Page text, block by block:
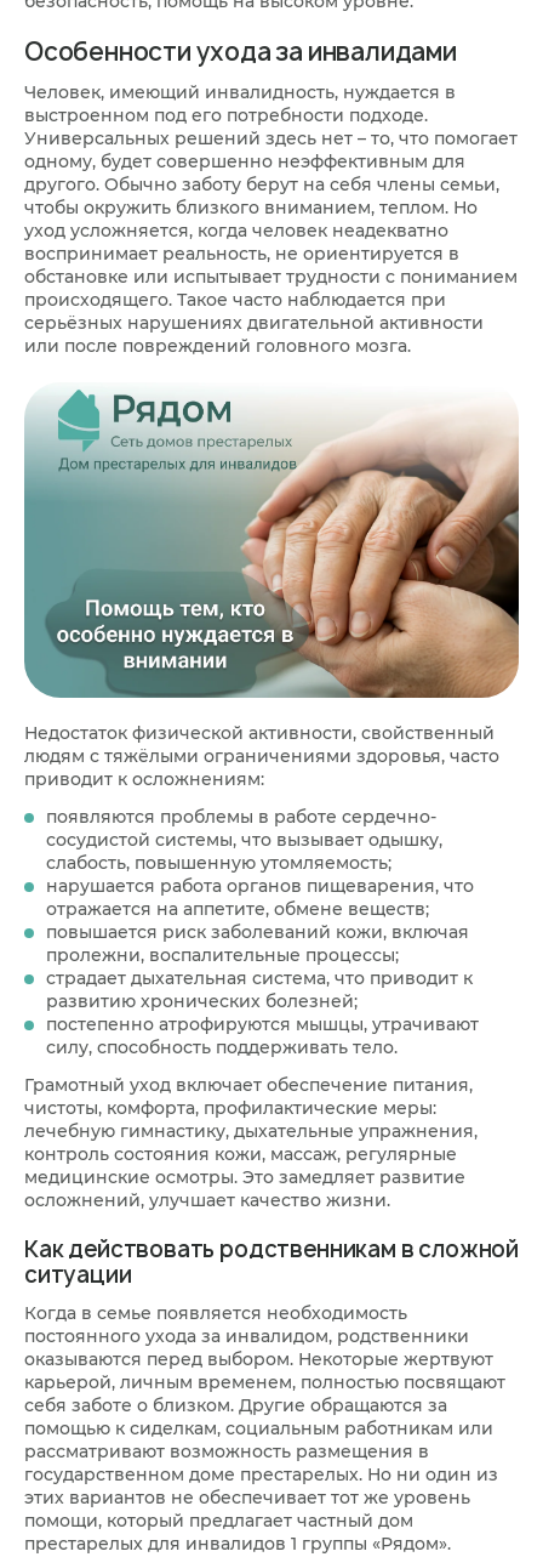
Особенности ухода за инвалидами
Человек, имеющий инвалидность, нуждается в
выстроенном под его потребности подходе.
Универсальных решений здесь нет – то, что помогает
одному, будет совершенно неэффективным для
другого. Обычно заботу берут на себя члены семьи,
чтобы окружить близкого вниманием, теплом. Но
уход усложняется, когда человек неадекватно
воспринимает реальность, не ориентируется в
обстановке или испытывает трудности с пониманием
происходящего. Такое часто наблюдается при
серьёзных нарушениях двигательной активности
или после повреждений головного мозга.
Недостаток физической активности, свойственный
людям с тяжёлыми ограничениями здоровья, часто
приводит к осложнениям:
появляются проблемы в работе сердечно-
сосудистой системы, что вызывает одышку,
слабость, повышенную утомляемость;
нарушается работа органов пищеварения, что
отражается на аппетите, обмене веществ;
повышается риск заболеваний кожи, включая
пролежни, воспалительные процессы;
страдает дыхательная система, что приводит к
развитию хронических болезней;
постепенно атрофируются мышцы, утрачивают
силу, способность поддерживать тело.
Грамотный уход включает обеспечение питания,
чистоты, комфорта, профилактические меры:
лечебную гимнастику, дыхательные упражнения,
контроль состояния кожи, массаж, регулярные
медицинские осмотры. Это замедляет развитие
осложнений, улучшает качество жизни.
Как действовать родственникам в сложной
ситуации
Когда в семье появляется необходимость
постоянного ухода за инвалидом, родственники
оказываются перед выбором. Некоторые жертвуют
карьерой, личным временем, полностью посвящают
себя заботе о близком. Другие обращаются за
помощью к сиделкам, социальным работникам или
рассматривают возможность размещения в
государственном доме престарелых. Но ни один из
этих вариантов не обеспечивает тот же уровень
помощи, который предлагает частный дом
престарелых для инвалидов 1 группы «Рядом».